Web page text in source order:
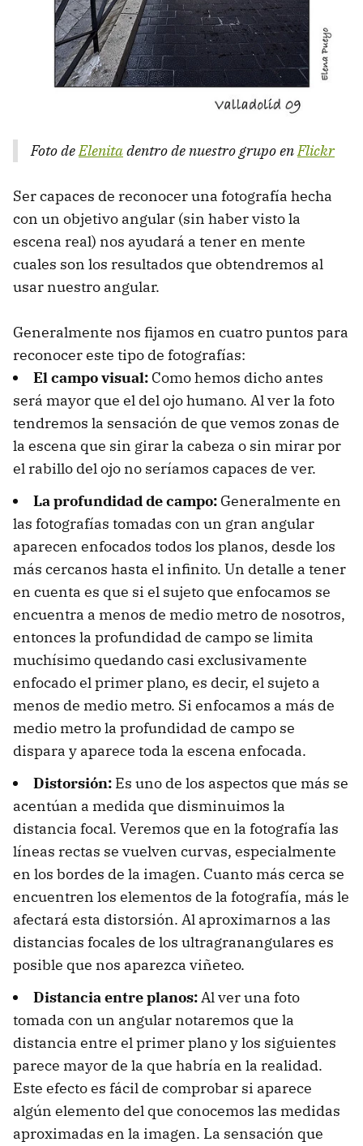
Foto deElenitadentro de nuestro grupo enFlickr
Ser capaces de reconocer una fotografía hecha
con un objetivo angular (sin haber visto la
escena real) nos ayudará a tener en mente
cuales son los resultados que obtendremos al
usar nuestro angular.
Generalmente nos fijamos en cuatro puntos para
reconocer este tipo de fotografías:
El campo visual: Como hemos dicho antes
será mayor que el del ojo humano. Al ver la foto
tendremos la sensación de que vemos zonas de
la escena que sin girar la cabeza o sin mirar por
el rabillo del ojo no seríamos capaces de ver.
La profundidad de campo: Generalmente en
las fotografías tomadas con un gran angular
aparecen enfocados todos los planos, desde los
más cercanos hasta el infinito. Un detalle a tener
en cuenta es que si el sujeto que enfocamos se
encuentra a menos de medio metro de nosotros,
entonces la profundidad de campo se limita
muchísimo quedando casi exclusivamente
enfocado el primer plano, es decir, el sujeto a
menos de medio metro. Si enfocamos a más de
medio metro la profundidad de campo se
dispara y aparece toda la escena enfocada.
Distorsión: Es uno de los aspectos que más se
acentúan a medida que disminuimos la
distancia focal. Veremos que en la fotografía las
líneas rectas se vuelven curvas, especialmente
en los bordes de la imagen. Cuanto más cerca se
encuentren los elementos de la fotografía, más le
afectará esta distorsión. Al aproximarnos a las
distancias focales de los ultragranangulares es
posible que nos aparezca viñeteo.
Distancia entre planos:Al ver una foto
tomada con un angular notaremos que la
distancia entre el primer plano y los siguientes
parece mayor de la que habría en la realidad.
Este efecto es fácil de comprobar si aparece
algún elemento del que conocemos las medidas
aproximadas en la imagen. La sensación que